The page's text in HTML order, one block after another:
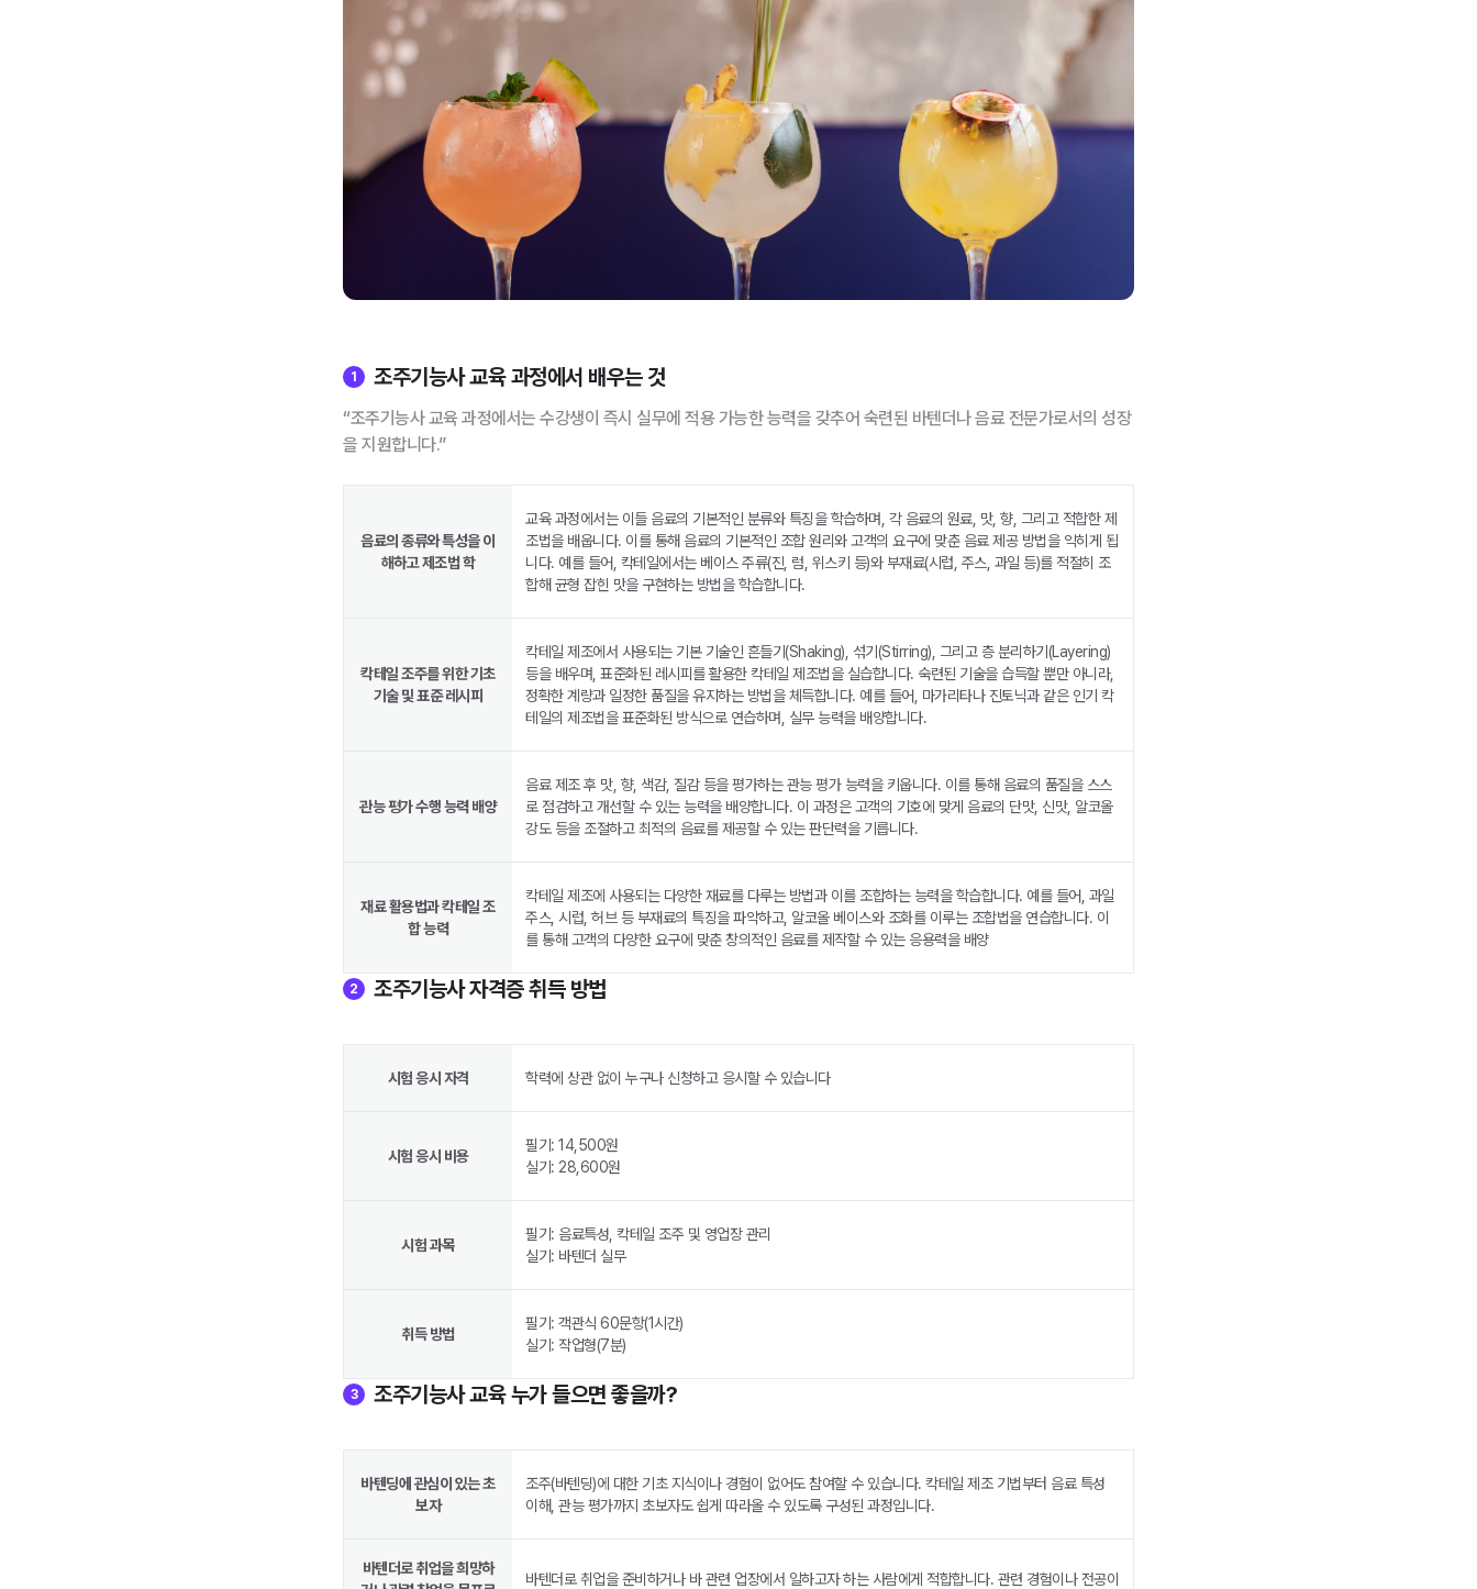
1 조주기능사 교육 과정에서 배우는 것
“조주기능사 교육 과정에서는 수강생이 즉시 실무에 적용 가능한 능력을 갖추어 숙련된 바텐더나 음료 전문가로서의 성장
을 지원합니다.”
음료의 종류와 특성을 이
해하고 제조법 학
교육 과정에서는 이들 음료의 기본적인 분류와 특징을 학습하며, 각 음료의 원료, 맛, 향, 그리고 적합한 제
조법을 배웁니다. 이를 통해 음료의 기본적인 조합 원리와 고객의 요구에 맞춘 음료 제공 방법을 익히게 됩
니다. 예를 들어, 칵테일에서는 베이스 주류(진, 럼, 위스키 등)와 부재료(시럽, 주스, 과일 등)를 적절히 조
합해 균형 잡힌 맛을 구현하는 방법을 학습합니다.
칵테일 조주를 위한 기초
기술 및 표준 레시피
칵테일 제조에서 사용되는 기본 기술인 흔들기(Shaking), 섞기(Stirring), 그리고 층 분리하기(Layering)
등을 배우며, 표준화된 레시피를 활용한 칵테일 제조법을 실습합니다. 숙련된 기술을 습득할 뿐만 아니라,
정확한 계량과 일정한 품질을 유지하는 방법을 체득합니다. 예를 들어, 마가리타나 진토닉과 같은 인기 칵
테일의 제조법을 표준화된 방식으로 연습하며, 실무 능력을 배양합니다.
관능 평가 수행 능력 배양
음료 제조 후 맛, 향, 색감, 질감 등을 평가하는 관능 평가 능력을 키웁니다. 이를 통해 음료의 품질을 스스
로 점검하고 개선할 수 있는 능력을 배양합니다. 이 과정은 고객의 기호에 맞게 음료의 단맛, 신맛, 알코올
강도 등을 조절하고 최적의 음료를 제공할 수 있는 판단력을 기릅니다.
재료 활용법과 칵테일 조
합 능력
칵테일 제조에 사용되는 다양한 재료를 다루는 방법과 이를 조합하는 능력을 학습합니다. 예를 들어, 과일
주스, 시럽, 허브 등 부재료의 특징을 파악하고, 알코올 베이스와 조화를 이루는 조합법을 연습합니다. 이
를 통해 고객의 다양한 요구에 맞춘 창의적인 음료를 제작할 수 있는 응용력을 배양
2 조주기능사 자격증 취득 방법
시험 응시 자격 학력에 상관 없이 누구나 신청하고 응시할 수 있습니다
시험 응시 비용
필기: 14,500원
실기: 28,600원
시험 과목
필기: 음료특성, 칵테일 조주 및 영업장 관리
실기: 바텐더 실무
취득 방법
필기: 객관식 60문항(1시간)
실기: 작업형(7분)
3 조주기능사 교육 누가 들으면 좋을까?
바텐딩에 관심이 있는 초
보자
조주(바텐딩)에 대한 기초 지식이나 경험이 없어도 참여할 수 있습니다. 칵테일 제조 기법부터 음료 특성
이해, 관능 평가까지 초보자도 쉽게 따라올 수 있도록 구성된 과정입니다.
바텐더로 취업을 희망하
바텐더로 취업을 준비하거나 바 관련 업장에서 일하고자 하는 사람에게 적합합니다. 관련 경험이나 전공이